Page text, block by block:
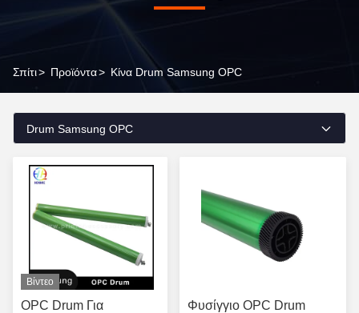
Σπίτι> Προϊόντα> Κίνα Drum Samsung OPC
Drum Samsung OPC
Βίντεο
OPC Drum Για
Φυσίγγιο OPC Drum